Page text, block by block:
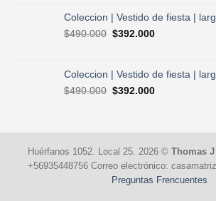
era:
$24.500.
es:
$19.600.
Coleccion | Vestido de fiesta |
$490.000 El
era:
$490.000.
$392.000El
es:
Coleccion | Vestido de fiesta |
$490.000 El
$392.000El
Huérfanos 1052. Local 25. 2026 © Thomas
+56935448756 Correo electrónico:
Preguntas Frencuentes